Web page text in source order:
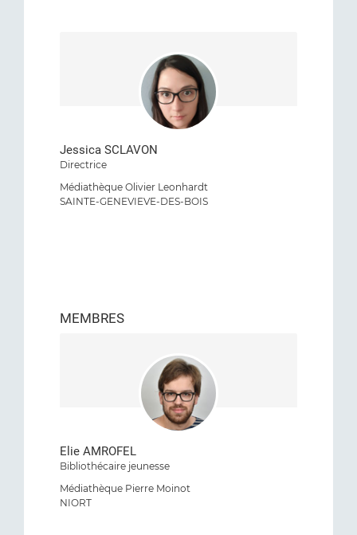
Jessica SCLAVON
Directrice
Médiathèque Olivier Leonhardt
SAINTE-GENEVIEVE-DES-BOIS
MEMBRES
Elie AMROFEL
Bibliothécaire jeunesse
Médiathèque Pierre Moinot
NIORT